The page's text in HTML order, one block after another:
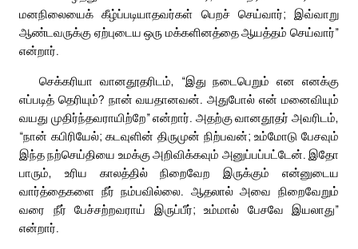
மனநிலையைக் கீழ்ப்படியாதவர்கள் பெறச் செய்வார்; இவ்வாறு
ஆண்டவருக்கு ஏற்புடைய ஒரு மக்களினத்தை ஆயத்தம் செய்வார்”
என்றார்.
செக்கரியா வானதூதரிடம், “இது நடைபெறும் என எனக்கு
எப்படித் தெரியும்? நான் வயதானவன். அதுபோல் என் மனைவியும்
வயது முதிர்ந்தவராயிற்றே” என்றார். அதற்கு வானதூதர் அவரிடம்,
“நான் கபிரியேல்; கடவுளின் திருமுன் நிற்பவன்; உம்மோடு பேசவும்
இந்த நற்செய்தியை உமக்கு அறிவிக்கவும் அனுப்பப்பட்டேன். இதோ
பாரும், உரிய காலத்தில் நிறைவேற இருக்கும் என்னுடைய
வார்த்தைகளை நீர் நம்பவில்லை. ஆதலால் அவை நிறைவேறும்
வரை நீர் பேச்சற்றவராய் இருப்பீர்; உம்மால் பேசவே இயலாது”
என்றார்.